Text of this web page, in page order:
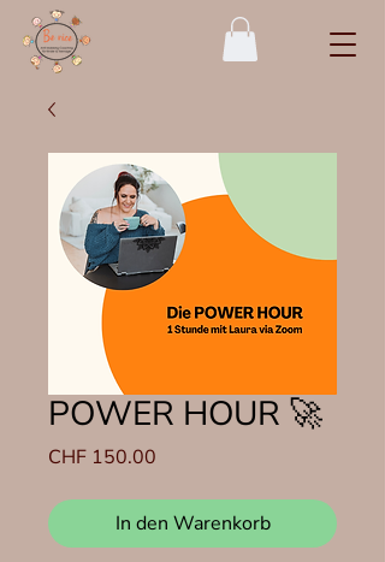
POWER HOUR 🚀
CHF 150.00
In den Warenkorb